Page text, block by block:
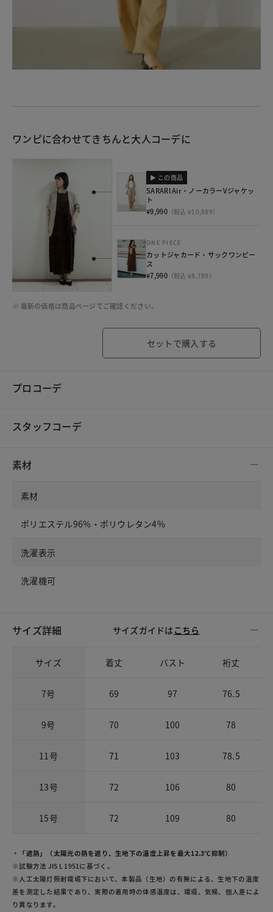
ワンピに合わせてきちんと大人コーデに
▶ この商品
SARARI Air・ノーカラーVジャケッ
ト
¥9,990（税込 ¥10,989）
ONE PIECE
カットジャカード・サックワンピー
ス
¥7,990（税込 ¥8,789）
※ 最新の価格は商品ページでご確認ください。
セットで購入する
プロコーデ
スタッフコーデ
素材
素材
ポリエステル96%・ポリウレタン4%
洗濯表示
洗濯機可
サイズ詳細 サイズガイドは こちら
サイズ 着丈 バスト 裄丈
7号 69 97 76.5
9号 70 100 78
11号 71 103 78.5
13号 72 106 80
15号 72 109 80
・「遮熱」（太陽光の熱を遮り、生地下の温度上昇を最大12.3℃抑制）
※試験方法 JIS L 1951に基づく。
※人工太陽灯照射環境下において、本製品（生地）の有無による、生地下の温度
差を測定した結果であり、実際の着用時の体感温度は、環境、気候、個人差によ
り異なります。